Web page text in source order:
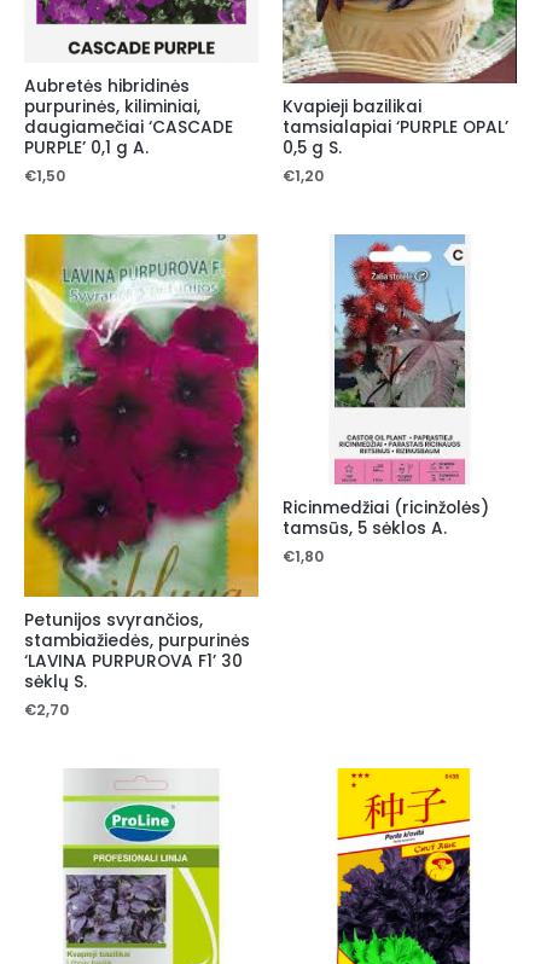
Aubretės hibridinės
purpurinės, kiliminiai,
daugiamečiai ‘CASCADE
PURPLE’ 0,1 g A.
€1,50
Kvapieji bazilikai
tamsialapiai ‘PURPLE OPAL’
0,5 g S.
€1,20
Petunijos svyrančios,
stambiažiedės, purpurinės
‘LAVINA PURPUROVA F1’ 30
sėklų S.
€2,70
Ricinmedžiai (ricinžolės)
tamsūs, 5 sėklos A.
€1,80